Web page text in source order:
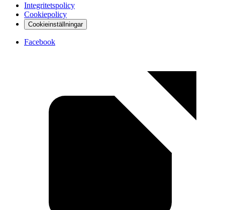
Integritetspolicy
Cookiepolicy
Cookieinställningar
Facebook